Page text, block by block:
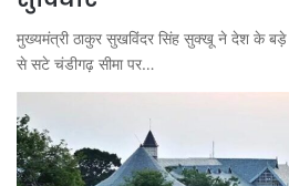
मुख्यमंत्री ठाकुर सुखविंदर सिंह सुक्खू ने देश के बड़े
से सटे चंडीगढ़ सीमा पर…